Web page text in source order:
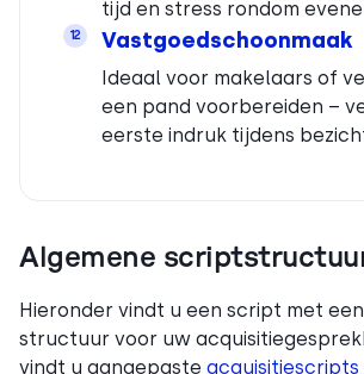
tijd en stress rondom
12 Vastgoedschoonmaak
Ideaal voor makelaars of
een pand voorbereiden –
eerste indruk tijdens
Algemene
Hieronder vindt u een script met
structuur voor uw
vindt u aangepaste acquisitiescripts